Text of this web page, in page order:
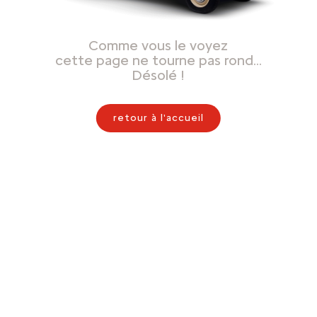
Comme vous le voyez
cette page ne tourne pas rond…
Désolé !
retour à l'accueil